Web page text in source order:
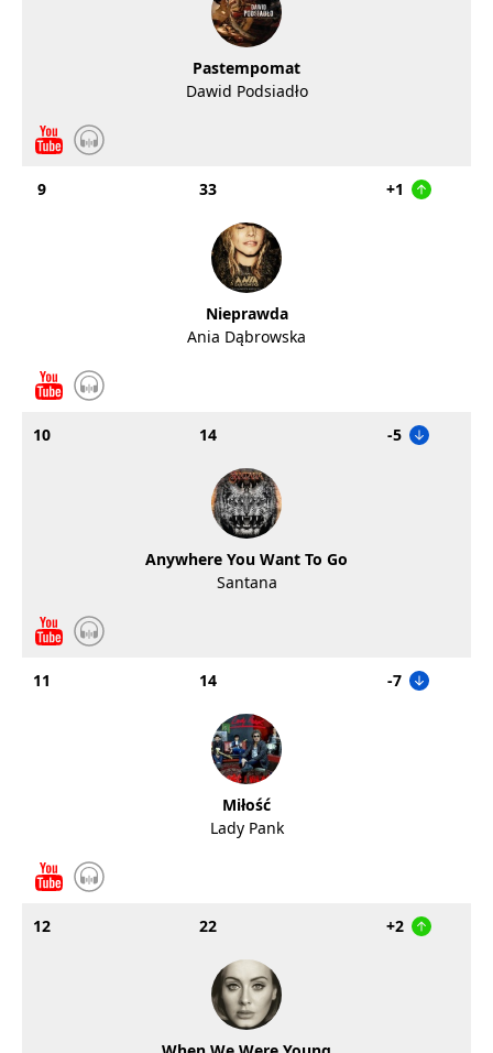
Pastempomat
Dawid Podsiadło
9 33 +1
Nieprawda
Ania Dąbrowska
10 14 -5
Anywhere You Want To Go
Santana
11 14 -7
Miłość
Lady Pank
12 22 +2